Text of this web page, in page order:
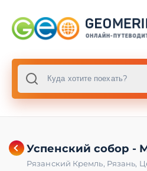
Успенский собор -
Рязанский Кремль, Рязань,